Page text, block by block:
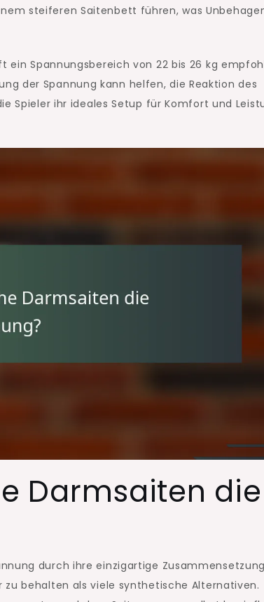
steiferen Saitenbett führen, was
ein Spannungsbereich von 22 bis 26 kg
der Spannung kann helfen, die Reaktion des
Spieler ihr ideales Setup für Komfort und
Darmsaiten die
durch ihre einzigartige
behalten als viele synthetische Alternativen.